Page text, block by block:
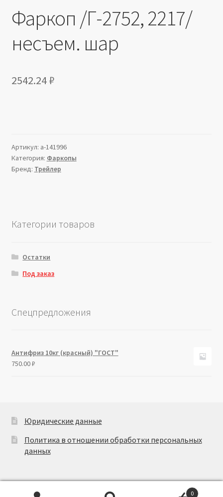
Фаркоп /Г-2752, 2217/
несъем. шар
2542.24₽
Артикул: a-141996
Категория: Фаркопы
Бренд: Трейлер
Категории товаров
Остатки
Под заказ
Спецпредложения
Антифриз 10кг (красный) "ГОСТ"
750.00₽
Юридические данные
Политика в отношении обработки персональных
данных
0